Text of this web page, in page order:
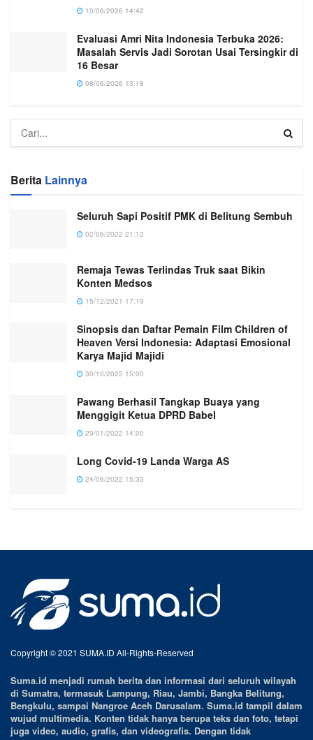
10/06/2026 14:42
Evaluasi Amri Nita Indonesia Terbuka 2026:
Masalah Servis Jadi Sorotan Usai Tersingkir di
16 Besar
08/06/2026 13:18
Berita Lainnya
Seluruh Sapi Positif PMK di Belitung Sembuh
02/06/2022 21:12
Remaja Tewas Terlindas Truk saat Bikin
Konten Medsos
15/12/2021 17:19
Sinopsis dan Daftar Pemain Film Children of
Heaven Versi Indonesia: Adaptasi Emosional
Karya Majid Majidi
30/10/2025 15:00
Pawang Berhasil Tangkap Buaya yang
Menggigit Ketua DPRD Babel
29/01/2022 14:00
Long Covid-19 Landa Warga AS
24/06/2022 15:33
Copyright © 2021 SUMA.ID All-Rights-Reserved
Suma.id menjadi rumah berita dan informasi dari seluruh wilayah
di Sumatra, termasuk Lampung, Riau, Jambi, Bangka Belitung,
Bengkulu, sampai Nangroe Aceh Darusalam. Suma.id tampil dalam
wujud multimedia. Konten tidak hanya berupa teks dan foto, tetapi
juga video, audio, grafis, dan videografis. Dengan tidak